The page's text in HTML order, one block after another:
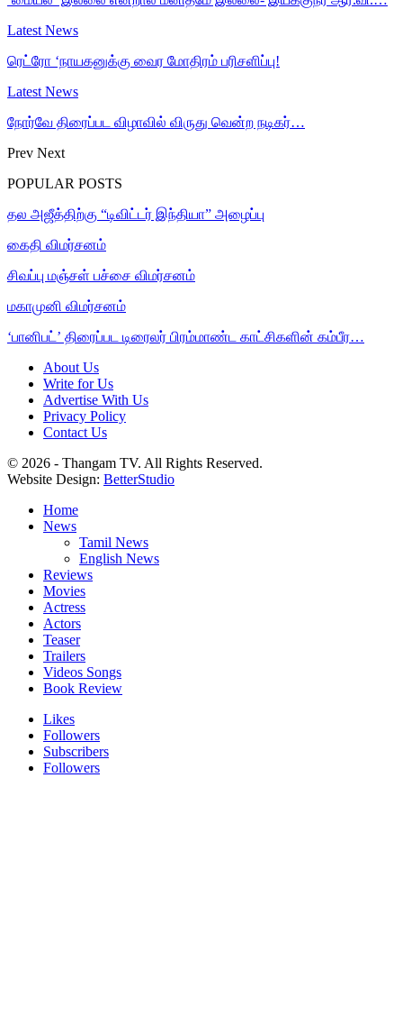
Latest News
ரெட்ரோ ‘நாயகனுக்கு வைர மோதிரம் பரிசளிப்பு!
Latest News
நோர்வே திரைப்பட விழாவில் விருது வென்ற நடிகர்…
Prev Next
POPULAR POSTS
தல அஜீத்திற்கு “டிவிட்டர் இந்தியா” அழைப்பு
கைதி விமர்சனம்
சிவப்பு மஞ்சள் பச்சை விமர்சனம்
மகாமுனி விமர்சனம்
‘பானிபட்’ திரைப்பட டிரைலர் பிரம்மாண்ட காட்சிகளின் கம்பீர…
About Us
Write for Us
Advertise With Us
Privacy Policy
Contact Us
© 2026 - Thangam TV. All Rights Reserved.
Website Design: BetterStudio
Home
News
Tamil News
English News
Reviews
Movies
Actress
Actors
Teaser
Trailers
Videos Songs
Book Review
Likes
Followers
Subscribers
Followers